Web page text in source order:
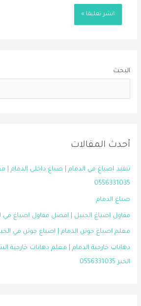
البحث
أحدث المقالات
تنفيذ اصباغ في الدمام | صباغ داخلي الدمام |
0556331035
صباغ الدمام
مقاول اصباغ الجبيل | افضل مقاول اصباغ في الخبر
معلم اصباغ جوتن الدمام | اصباغ جوتن في
دهانات خارجية الدمام | معلم دهانات خارجية
الخبر 0556331035